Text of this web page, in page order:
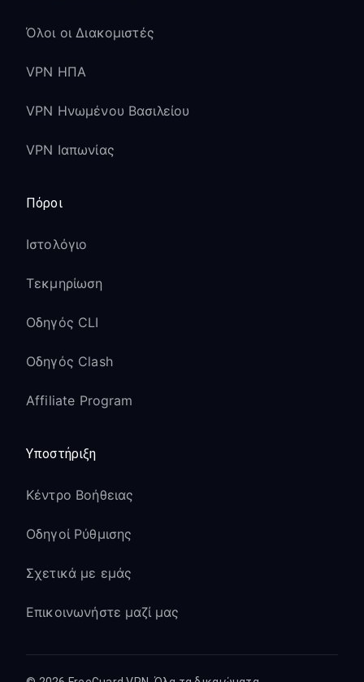
Όλοι οι Διακομιστές
VPN ΗΠΑ
VPN Ηνωμένου Βασιλείου
VPN Ιαπωνίας
Πόροι
Ιστολόγιο
Τεκμηρίωση
Οδηγός CLI
Οδηγός Clash
Affiliate Program
Υποστήριξη
Κέντρο Βοήθειας
Οδηγοί Ρύθμισης
Σχετικά με εμάς
Επικοινωνήστε μαζί μας